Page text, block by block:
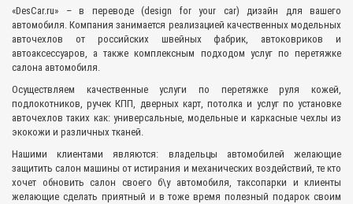
«DesCar.ru» – в переводе (design for your car) дизайн для вашего
автомобиля. Компания занимается реализацией качественных модельных
авточехлов от российских швейных фабрик, автоковриков и
автоаксессуаров, а также комплексным подходом услуг по перетяжке
салона автомобиля.
Осуществляем качественные услуги по перетяжке руля кожей,
подлокотников, ручек КПП, дверных карт, потолка и услуг по установке
авточехлов таких как: универсальные, модельные и каркасные чехлы из
экокожи и различных тканей.
Нашими клиентами являются: владельцы автомобилей желающие
защитить салон машины от истирания и механических воздействий, те кто
хочет обновить салон своего б\у автомобиля, таксопарки и клиенты
желающие сделать приятный и в тоже время полезный подарок своим